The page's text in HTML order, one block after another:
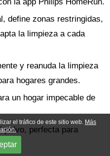
define zonas restringidas,
la limpieza a cada
y reanuda la limpieza
hogares grandes.
un hogar impecable de
polvo, perfecta para
el tráfico de este sitio web. Más